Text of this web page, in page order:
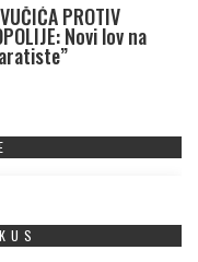
PROTIV
Novi lov na